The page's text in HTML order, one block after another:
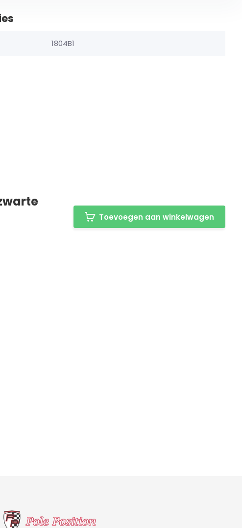
1804B1
Toevoegen aan winkelwagen